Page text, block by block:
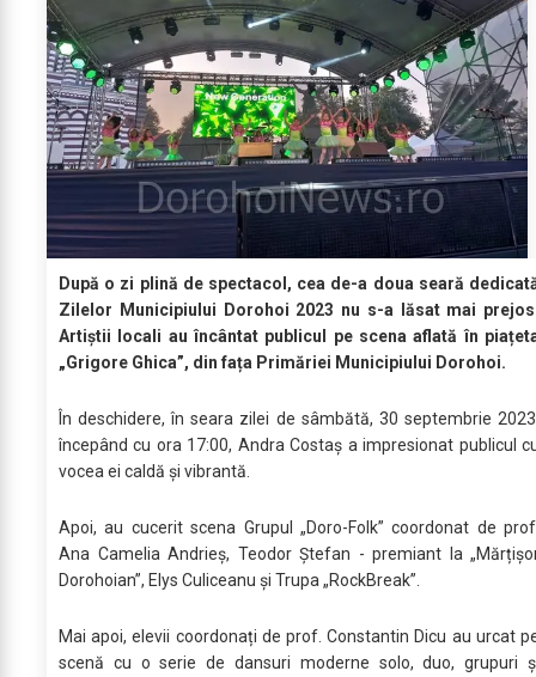
După o zi plină de spectacol, cea de-a doua seară
Zilelor Municipiului Dorohoi 2023 nu s-a lăsat mai
Artiștii locali au încântat publicul pe scena aflată în
„Grigore Ghica”, din fața Primăriei Municipiului Dorohoi.
În deschidere, în seara zilei de sâmbătă, 30 septembrie
începând cu ora 17:00, Andra Costaș a impresionat publicul
vocea ei caldă și vibrantă.
Apoi, au cucerit scena Grupul „Doro-Folk” coordonat de
Ana Camelia Andrieș, Teodor Ștefan - premiant la
Dorohoian”, Elys Culiceanu și Trupa „RockBreak”.
Mai apoi, elevii coordonați de prof. Constantin Dicu au urcat
scenă cu o serie de dansuri moderne solo, duo, grupuri